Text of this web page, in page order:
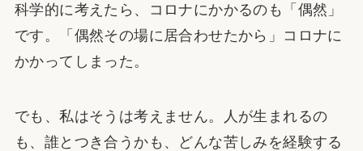
科学的に考えたら、コロナにかかるのも「偶然」
です。「偶然その場に居合わせたから」コロナに
かかってしまった。
でも、私はそうは考えません。人が生まれるの
も、誰とつき合うかも、どんな苦しみを経験する